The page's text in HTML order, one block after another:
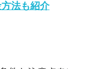
法も紹介